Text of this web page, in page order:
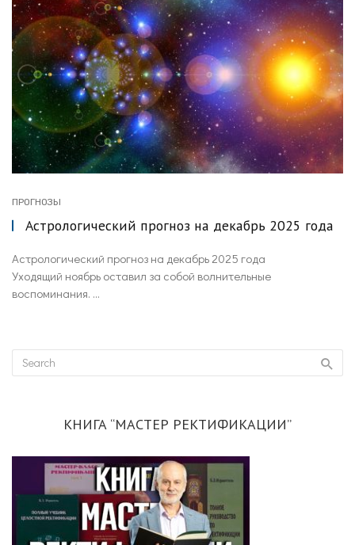
ПРОГНОЗЫ
Астрологический прогноз на декабрь 2025 года
Астрологический прогноз на декабрь 2025 года
Уходящий ноябрь оставил за собой волнительные
воспоминания. ...
КНИГА “МАСТЕР РЕКТИФИКАЦИИ”